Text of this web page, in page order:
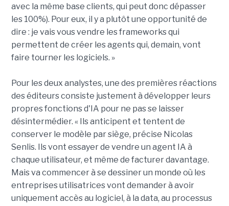
avec la même base clients, qui peut donc dépasser
les 100%). Pour eux, il y a plutôt une opportunité de
dire : je vais vous vendre les frameworks qui
permettent de créer les agents qui, demain, vont
faire tourner les logiciels. »
Pour les deux analystes, une des premières réactions
des éditeurs consiste justement à développer leurs
propres fonctions d'IA pour ne pas se laisser
désintermédier. « Ils anticipent et tentent de
conserver le modèle par siège, précise Nicolas
Senlis. Ils vont essayer de vendre un agent IA à
chaque utilisateur, et même de facturer davantage.
Mais va commencer à se dessiner un monde où les
entreprises utilisatrices vont demander à avoir
uniquement accès au logiciel, à la data, au processus